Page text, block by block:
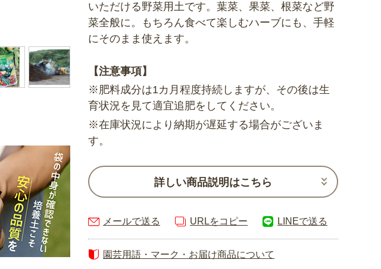
いただける野菜用土です。葉菜、果菜、根菜など野
菜全般に。もちろん食べて楽しむハーブにも、手軽
にそのまま使えます。
【注意事項】
※肥料成分は1カ月程度持続しますが、その後は生
育状況を見て適宜追肥をしてください。
※在庫状況により納期が遅延する場合がございま
す。
詳しい商品説明はこちら
メールで送る URLをコピー LINEで送る
園芸用語・マーク・お届け商品について